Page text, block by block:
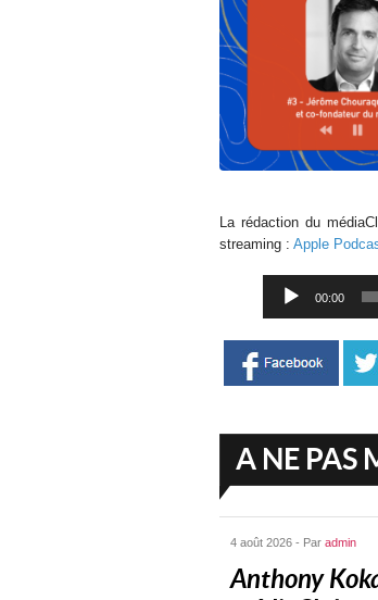
La rédaction du
streaming : Apple
Lecteur
audio
00:00
A NE PAS
4 août 2026 - Par admin
Anthony